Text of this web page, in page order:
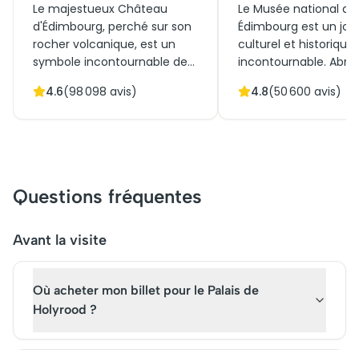
Le majestueux Château
d'Édimbourg, perché sur son
rocher volcanique, est un
symbole incontournable de
forteresse imprenable, il
enchante les amateurs de
patrimoine. Aujourd'hui, sa
qu'attraction touristique est
année. Pour une visite
enrichissante, il est conseillé
l’avance.
4.6(98 098 avis)
Le Musée national
Édimbourg est un
culturel et historique
incontournable.
retraçant l'histoire
billets à l'avance pour
4.8(50 600 avis)
Questions fréquentes
Avant la visite
Où acheter mon billet pour le Palais de
Holyrood ?